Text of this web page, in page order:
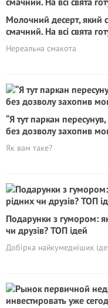
Молочний десерт, який
смачний. На всі свята
Нереальна смакота
“Я тут паркан
без дозволу захопив
Як вам таке?
Подарунки з гумором:
чи друзів? ТОП ідей
Добірка найкумедніших